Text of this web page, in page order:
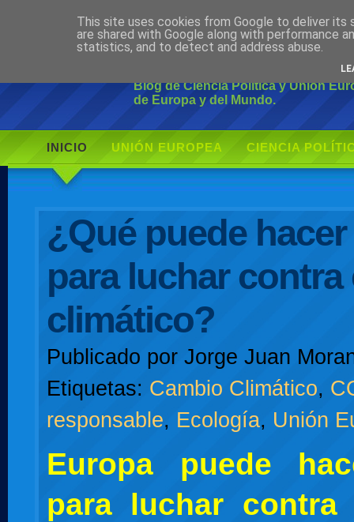
Ciudadano
Blog de Ciencia Política y Unión
de Europa y del Mundo.
INICIO UNIÓN EUROPEA CIENCIA
¿Qué puede
para luchar contra
climático?
Publicado por Jorge Juan
Etiquetas: Cambio Climático,
responsable, Ecología, Unión
Europa puede
para luchar contra
This site uses cookies from Google to deliver its
are shared with Google along with performance
statistics, and to detect and address abuse.